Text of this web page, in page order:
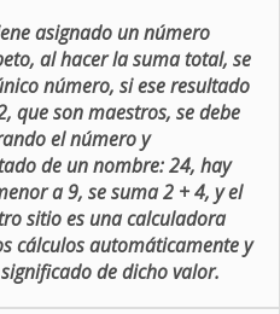
asignado un número
al hacer la suma total, se
número, si ese resultado
que son maestros, se debe
el número y
de un nombre: 24, hay
a 9, se suma 2 + 4, y el
sitio es una calculadora
cálculos automáticamente y
de dicho valor.